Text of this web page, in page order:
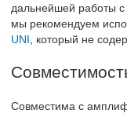
дальнейшей работы
мы рекомендуем
UNI , который не
Cовместима с